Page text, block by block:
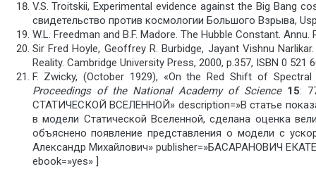
V.S. Troitskii, Experimental evidence against the Big Bang
свидетельство против космологии Большого Взрыва,
W.L. Freedman and B.F. Madore. The Hubble Constant.
Sir Fred Hoyle, Geoffrey R. Burbidge, Jayant Vishnu
Reality. Cambridge University Press, 2000, p.357, ISBN 0 521
F. Zwicky, (October 1929), «On the Red Shift of
Proceedings of the National Academy of Science 15:
СТАТИЧЕСКОЙ ВСЕЛЕННОЙ» description=»В статье
в модели Статической Вселенной, сделана оценка
объяснено появление представления о модели с
Александр Михайлович» publisher=»БАСАРАНОВИЧ
ebook=»yes» ]